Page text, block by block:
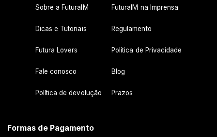
Sobre a FuturaIM FuturaIM na Imprensa
Dicas e Tutoriais Regulamento
Futura Lovers Política de Privacidade
Fale conosco Blog
Política de devolução Prazos
Formas de Pagamento